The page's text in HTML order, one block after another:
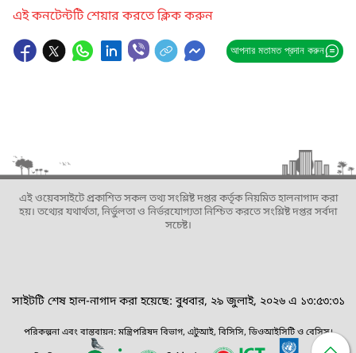
এই কনটেন্টটি শেয়ার করতে ক্লিক করুন
আপনার মতামত প্রদান করুন
এই ওয়েবসাইটে প্রকাশিত সকল তথ্য সংশ্লিষ্ট দপ্তর কর্তৃক নিয়মিত হালনাগাদ করা
হয়। তথ্যের যথার্থতা, নির্ভুলতা ও নির্ভরযোগ্যতা নিশ্চিত করতে সংশ্লিষ্ট দপ্তর সর্বদা
সচেষ্ট।
সাইটটি শেষ হাল-নাগাদ করা হয়েছে: বুধবার, ২৯ জুলাই, ২০২৬ এ ১৩:৫৩:৩১
পরিকল্পনা এবং বাস্তবায়ন: মন্ত্রিপরিষদ বিভাগ, এটুআই, বিসিসি, ডিওআইসিটি ও বেসিস।